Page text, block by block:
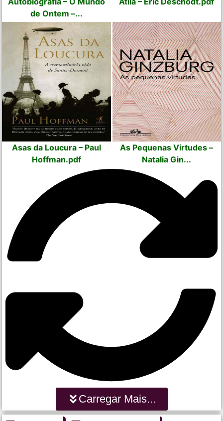
de Ontem –...
Asas da Loucura – Paul
Hoffman.pdf
As Pequenas Virtudes –
Natalia Gin...
Carregar Mais...